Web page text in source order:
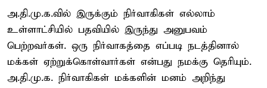
அ.தி.மு.க.வில் இருக்கும் நிர்வாகிகள் எல்லாம்
உள்ளாட்சியில் பதவியில் இருந்து அனுபவம்
பெற்றவர்கள். ஒரு நிர்வாகத்தை எப்படி நடத்தினால்
மக்கள் ஏற்றுக்கொள்வார்கள் என்பது நமக்கு தெரியும்.
அ.தி.மு.க. நிர்வாகிகள் மக்களின் மனம் அறிந்து